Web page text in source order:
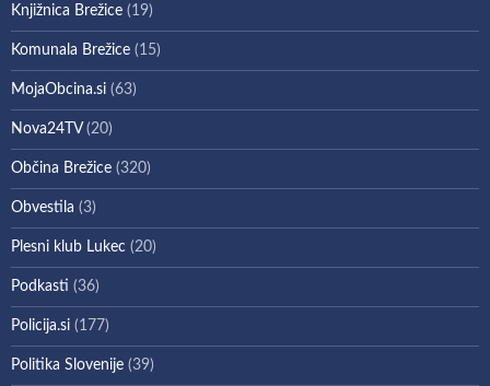
Knjižnica Brežice (19)
Komunala Brežice (15)
MojaObcina.si (63)
Nova24TV(20)
Občina Brežice (320)
Obvestila (3)
Plesni klub Lukec (20)
Podkasti (36)
Policija.si (177)
Politika Slovenije (39)